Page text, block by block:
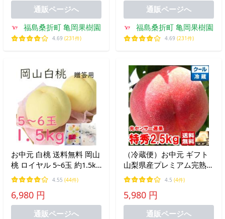
通販ページへ
福島桑折町 亀岡果樹園
4.69 (231件)
通販ページへ
福島桑折町 亀岡果樹園
4.69 (231件)
お中元 白桃 送料無料 岡山
桃 ロイヤル 5~6玉 約1.5kg
贈答用 最上級 光センサー
選科 糖度センサー ギフト
フルーツ のし 熨斗 プレゼ
ント 贈答 化粧箱
4.55 (44件)
6,980 円
通販ページへ
（冷蔵便）お中元 ギフト
山梨県産プレミアム完熟も
も 特秀2.5ｋｇ
4.5 (4件)
5,980 円
通販ページへ